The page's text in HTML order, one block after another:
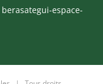
berasategui-espace-